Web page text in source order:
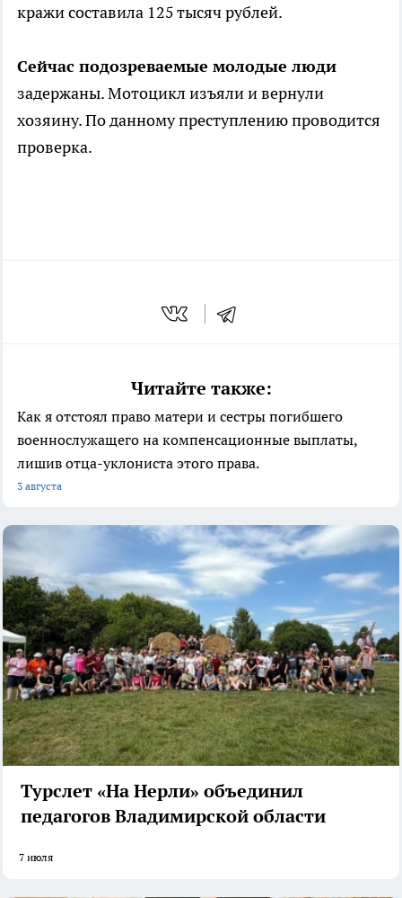
кражи составила 125 тысяч рублей.
Сейчас подозреваемые молодые люди
задержаны. Мотоцикл изъяли и вернули
хозяину. По данному преступлению проводится
проверка.
Читайте также:
Как я отстоял право матери и сестры погибшего
военнослужащего на компенсационные выплаты,
лишив отца-уклониста этого права.
3 августа
Турслет «На Нерли» объединил
педагогов Владимирской области
7 июля